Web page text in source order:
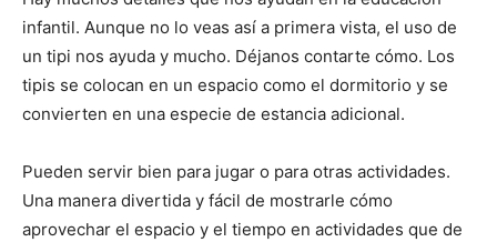
infantil. Aunque no lo veas así a primera vista, el uso de
un tipi nos ayuda y mucho. Déjanos contarte cómo. Los
tipis se colocan en un espacio como el dormitorio y se
convierten en una especie de estancia adicional.
Pueden servir bien para jugar o para otras actividades.
Una manera divertida y fácil de mostrarle cómo
aprovechar el espacio y el tiempo en actividades que de